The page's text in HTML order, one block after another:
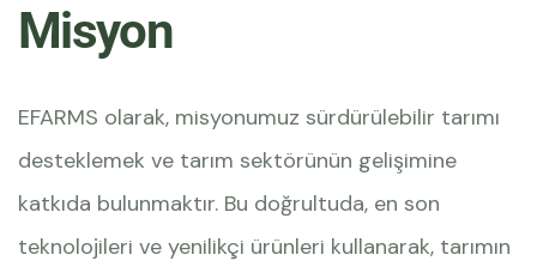
Misyon
EFARMS olarak, misyonumuz sürdürülebilir tarımı
desteklemek ve tarım sektörünün gelişimine
katkıda bulunmaktır. Bu doğrultuda, en son
teknolojileri ve yenilikçi ürünleri kullanarak, tarımın